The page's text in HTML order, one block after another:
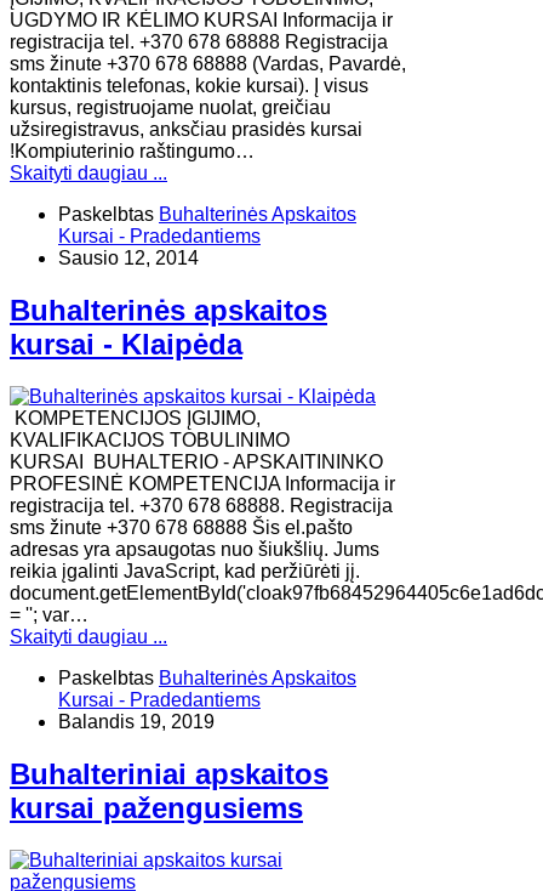
UGDYMO IR KĖLIMO KURSAI Informacija ir
registracija tel. +370 678 68888 Registracija
sms žinute +370 678 68888 (Vardas, Pavardė,
kontaktinis telefonas, kokie kursai). Į visus
kursus, registruojame nuolat, greičiau
užsiregistravus, anksčiau prasidės kursai
!Kompiuterinio raštingumo…
Skaityti daugiau ...
Paskelbtas Buhalterinės Apskaitos
Kursai - Pradedantiems
Sausio 12, 2014
Buhalterinės apskaitos
kursai - Klaipėda
KOMPETENCIJOS ĮGIJIMO,
KVALIFIKACIJOS TOBULINIMO
KURSAI BUHALTERIO - APSKAITININKO
PROFESINĖ KOMPETENCIJA Informacija ir
registracija tel. +370 678 68888. Registracija
sms žinute +370 678 68888 Šis el.pašto
adresas yra apsaugotas nuo šiukšlių. Jums
reikia įgalinti JavaScript, kad peržiūrėti jį.
= ''; var…
Skaityti daugiau ...
Paskelbtas Buhalterinės Apskaitos
Kursai - Pradedantiems
Balandis 19, 2019
Buhalteriniai apskaitos
kursai pažengusiems